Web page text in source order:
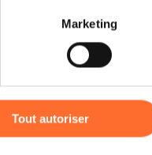
sur les réseaux
être affectées en
Marketing
Tout autoriser